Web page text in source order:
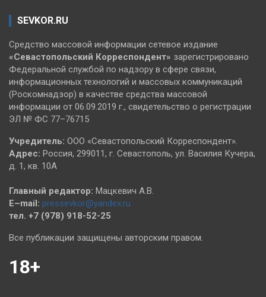
SEVKOR.RU
Средство массовой информации сетевое издание
«Севастопольский Корреспондент» зарегистрировано
Федеральной службой по надзору в сфере связи,
информационных технологий и массовых коммуникаций
(Роскомнадзор) в качестве средства массовой
информации от 06.09.2019 г., свидетельство о регистрации
ЭЛ № ФС 77–76715
Учредитель: ООО «Севастопольский Корреспондент».
Адрес: Россия, 299011, г. Севастополь, ул. Василия Кучера,
д. 1, кв. 10А
Главный редактор: Мацкевич А.В.
E–mail: pressevkor@yandex.ru
тел. +7 (978) 918-52-25
Все публикации защищены авторским правом.
18+